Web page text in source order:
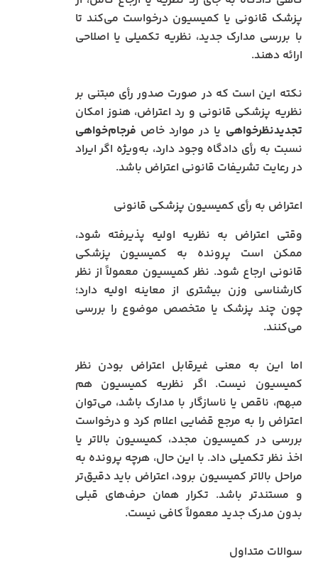
پزشک قانونی یا کمیسیون درخواست می‌کند تا
با بررسی مدارک جدید، نظریه تکمیلی یا اصلاحی
ارائه دهند.
نکته این است که در صورت صدور رأی مبتنی بر
نظریه پزشکی قانونی و رد اعتراض، هنوز امکان
تجدیدنظرخواهی یا در موارد خاص فرجام‌خواهی
نسبت به رأی دادگاه وجود دارد، به‌ویژه اگر ایراد
در رعایت تشریفات قانونی اعتراض باشد.
اعتراض به رأی کمیسیون پزشکی قانونی
وقتی اعتراض به نظریه اولیه پذیرفته شود،
ممکن است پرونده به کمیسیون پزشکی
قانونی ارجاع شود. نظر کمیسیون معمولاً از نظر
کارشناسی وزن بیشتری از معاینه اولیه دارد؛
چون چند پزشک یا متخصص موضوع را بررسی
می‌کنند.
اما این به معنی غیرقابل اعتراض بودن نظر
کمیسیون نیست. اگر نظریه کمیسیون هم
مبهم، ناقص یا ناسازگار با مدارک باشد، می‌توان
اعتراض را به مرجع قضایی اعلام کرد و درخواست
بررسی در کمیسیون مجدد، کمیسیون بالاتر یا
اخذ نظر تکمیلی داد. با این حال، هرچه پرونده به
مراحل بالاتر کمیسیون برود، اعتراض باید دقیق‌تر
و مستندتر باشد. تکرار همان حرف‌های قبلی
بدون مدرک جدید معمولاً کافی نیست.
سوالات متداول